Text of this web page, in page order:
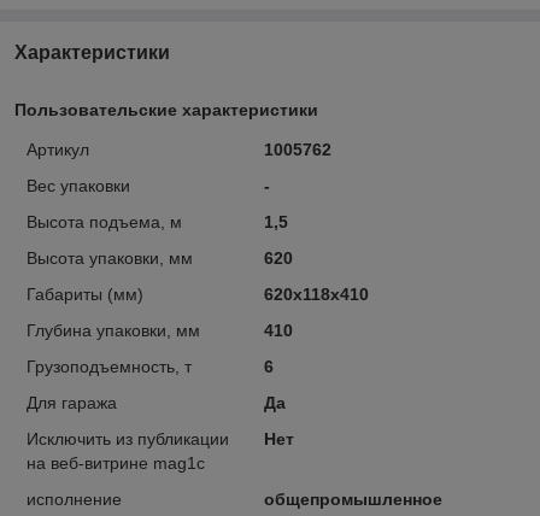
Характеристики
Пользовательские характеристики
Артикул
1005762
Вес упаковки
-
Высота подъема, м
1,5
Высота упаковки, мм
620
Габариты (мм)
620x118x410
Глубина упаковки, мм
410
Грузоподъемность, т
6
Для гаража
Да
Исключить из публикации
на веб-витрине mag1c
Нет
исполнение
общепромышленное